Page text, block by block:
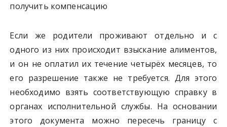
получить компенсацию
Если же родители проживают отдельно и с
одного из них происходит взыскание алиментов,
и он не оплатил их течение четырёх месяцев, то
его разрешение также не требуется. Для этого
необходимо взять соответствующую справку в
органах исполнительной службы. На основании
этого документа можно пересечь границу с